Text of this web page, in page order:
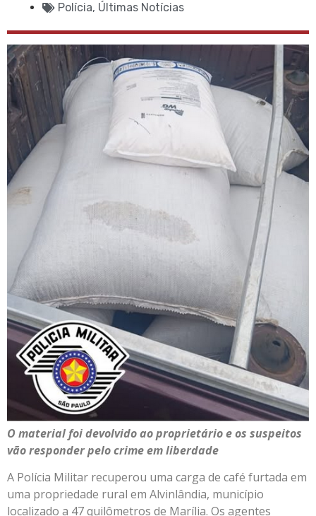
Polícia, Últimas Notícias
O material foi devolvido ao proprietário e os suspeitos
vão responder pelo crime em liberdade
A Polícia Militar recuperou uma carga de café furtada em
uma propriedade rural em Alvinlândia, município
localizado a 47 quilômetros de Marília. Os agentes